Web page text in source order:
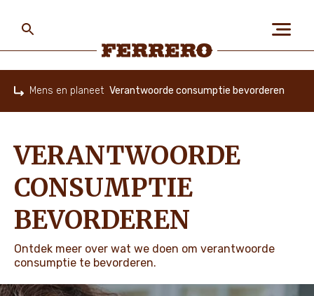
OVER ONS
MENS EN PLANEET
ONZE MERKEN
VACATURES
main
content
Mens en planeet Verantwoorde consumptie bevorderen
VERANTWOORDE
CONSUMPTIE
BEVORDEREN
Ontdek meer over wat we doen om verantwoorde
consumptie te bevorderen.